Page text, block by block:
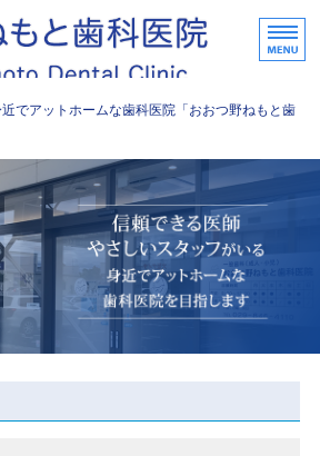
おおつ野
でアットホームな歯科医院「おおつ野ねもと歯